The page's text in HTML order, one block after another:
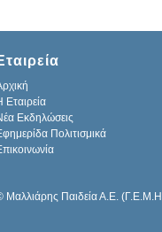
Εταιρεία
Εκδηλώσεις
Πολιτισμικά
Μαλλιάρης Παιδεία Α.Ε.